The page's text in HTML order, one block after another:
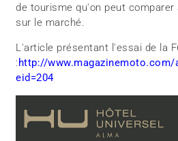
de tourisme qu'on peut comparer
sur le marché.
L'article présentant l'essai de la
: http://
eid=204